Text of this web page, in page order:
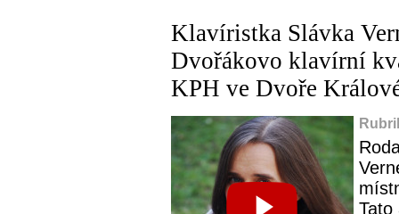
Klavíristka Slávka
Dvořákovo klavírní
KPH ve Dvoře
Tato